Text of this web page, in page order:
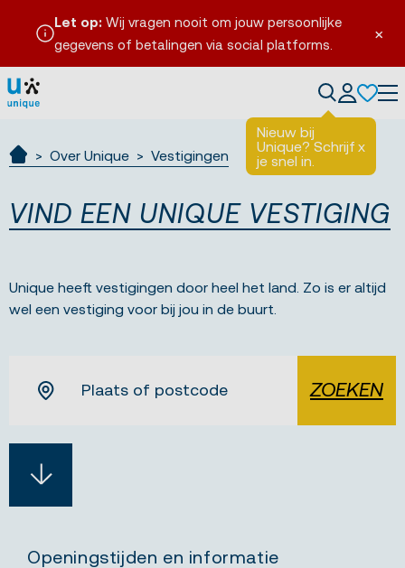
×
Let op: Wij vragen nooit om jouw persoonlijke
gegevens of betalingen via social platforms.
Nieuw bij
Unique? Schrijf
je snel in.
x
Over Unique Vestigingen
VIND EEN UNIQUE VESTIGING
Unique heeft vestigingen door heel het land. Zo is er altijd
wel een vestiging voor bij jou in de buurt.
ZOEKEN
Openingstijden en informatie